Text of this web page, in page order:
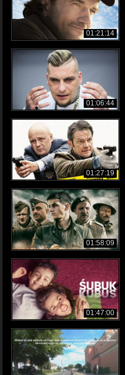
01:21:14
01:06:44
01:27:19
01:58:09
01:47:00